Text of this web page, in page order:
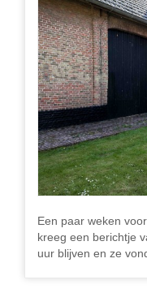
Een paar weken
kreeg een berichtje
uur blijven en ze